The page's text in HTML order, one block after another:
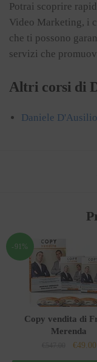
Potrai scoprire
Video Marketing, i
che ti possono
servizi che
Altri corsi di
Daniele
-91%
Copy vendita di
Merenda
Il
prezzo
€49.00Il